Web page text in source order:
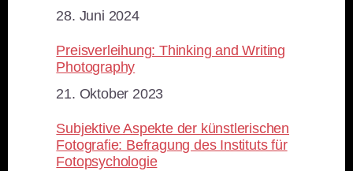
Datum
28. Juni 2024
Preisverleihung: Thinking and Writing
Photography
Datum
21. Oktober 2023
Subjektive Aspekte der künstlerischen
Fotografie: Befragung des Instituts für
Fotopsychologie